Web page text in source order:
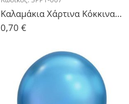
Καλαμάκια Χάρτινα Κόκκινα Ριγέ – 10τμχ.
0,70 €